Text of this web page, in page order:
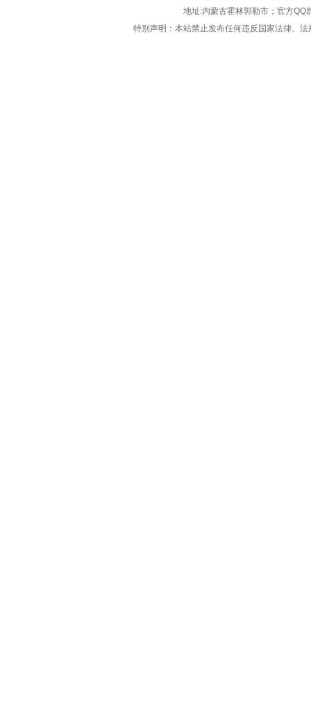
地址:内蒙古霍林郭勒市；官方QQ
特别声明：本站禁止发布任何违反国家法律、